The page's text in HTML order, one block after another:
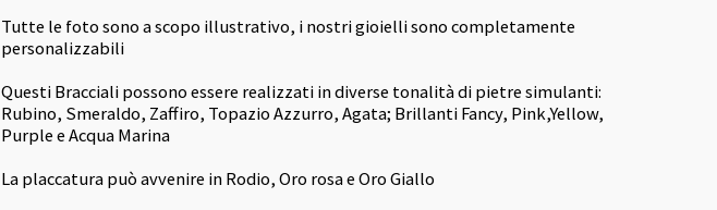
Tutte le foto sono a scopo illustrativo, i nostri gioielli sono completamente
personalizzabili
Questi Bracciali possono essere realizzati in diverse tonalità di pietre simulanti:
Rubino, Smeraldo, Zaffiro, Topazio Azzurro, Agata; Brillanti Fancy, Pink,Yellow,
Purple e Acqua Marina
La placcatura può avvenire in Rodio, Oro rosa e Oro Giallo